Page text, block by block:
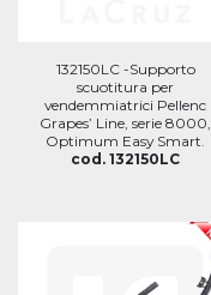
132150LC -Supporto
scuotitura per
vendemmiatrici Pellenc
Grapes’ Line, serie 8000,
Optimum Easy Smart.
cod. 132150LC